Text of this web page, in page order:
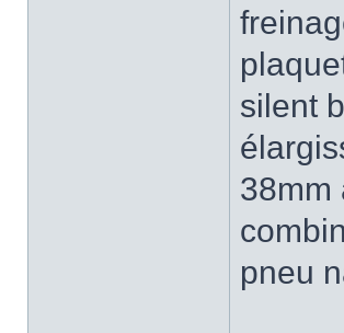
silent
38mm
pneu